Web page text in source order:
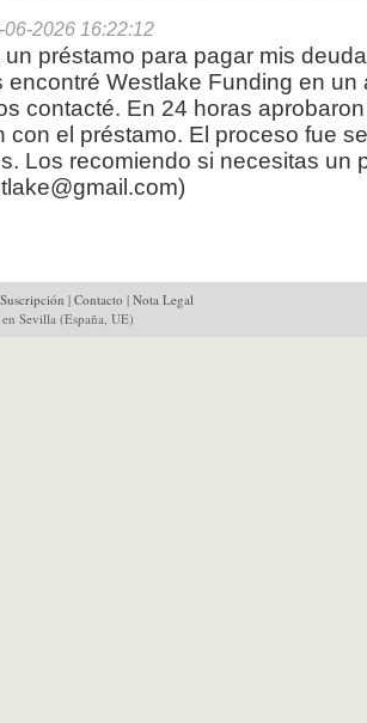
06-2026 16:22:12
préstamo para pagar mis
encontré Westlake Funding en un
contacté. En 24 horas
con el préstamo. El proceso fue
Los recomiendo si necesitas un
Suscripción | Contacto | Nota Legal
Sevilla (España, UE)